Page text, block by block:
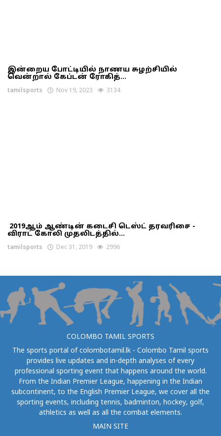
இன்றைய போட்டியில் நாணய சுழற்சியில்
வென்றால் கேப்டன் ரோகித்...
tamilsports Nov 19, 2023 3134
2019ஆம் ஆண்டின் கடைசி டெஸ்ட் தரவரிசை -
விராட் கோலி முதலிடத்தில்...
tamilsports Dec 31, 2019 2996
COLOMBO TAMIL SPORTS
The sports portal of colombotamil.lk - Colombo Tamil sports
provides live updates and in-depth analyses of every
professional sporting event that happens around the world.
From the Indian Premier League, happening in the Indian
subcontinent, to the English Premier League, we cover all the
sporting events, including tennis, badminton, hockey, golf,
athletics as well as all the combat elements.
MAIN SITE